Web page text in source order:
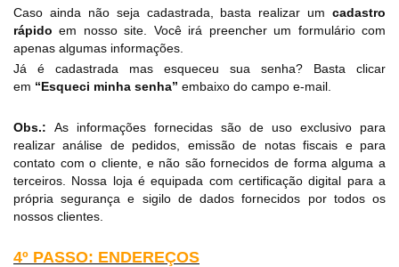
Caso ainda não seja cadastrada, basta realizar um cadastro
rápido em nosso site. Você irá preencher um formulário com
apenas algumas informações.
Já é cadastrada mas esqueceu sua senha? Basta clicar
em “Esqueci minha senha” embaixo do campo e-mail.
Obs.: As informações fornecidas são de uso exclusivo para
realizar análise de pedidos, emissão de notas fiscais e para
contato com o cliente, e não são fornecidos de forma alguma a
terceiros. Nossa loja é equipada com certificação digital para a
própria segurança e sigilo de dados fornecidos por todos os
nossos clientes.
4º PASSO: ENDEREÇOS